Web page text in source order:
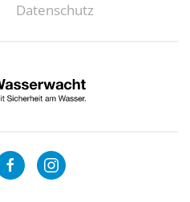
Datenschutz